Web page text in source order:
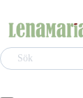
Sök